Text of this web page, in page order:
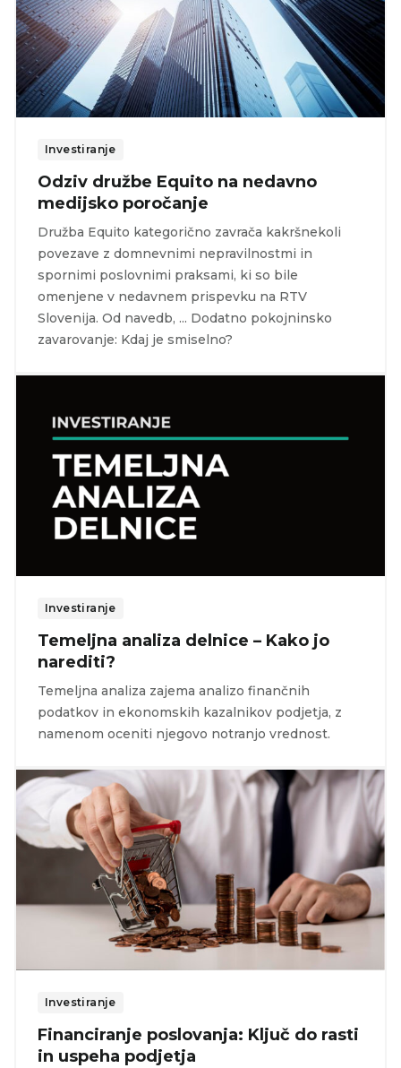
Investiranje
Odziv družbe Equito na nedavno
medijsko poročanje
Družba Equito kategorično zavrača kakršnekoli
povezave z domnevnimi nepravilnostmi in
spornimi poslovnimi praksami, ki so bile
omenjene v nedavnem prispevku na RTV
Slovenija. Od navedb, ... Dodatno pokojninsko
zavarovanje: Kdaj je smiselno?
Investiranje
Temeljna analiza delnice – Kako jo
narediti?
Temeljna analiza zajema analizo finančnih
podatkov in ekonomskih kazalnikov podjetja, z
namenom oceniti njegovo notranjo vrednost.
Investiranje
Financiranje poslovanja: Ključ do rasti
in uspeha podjetja